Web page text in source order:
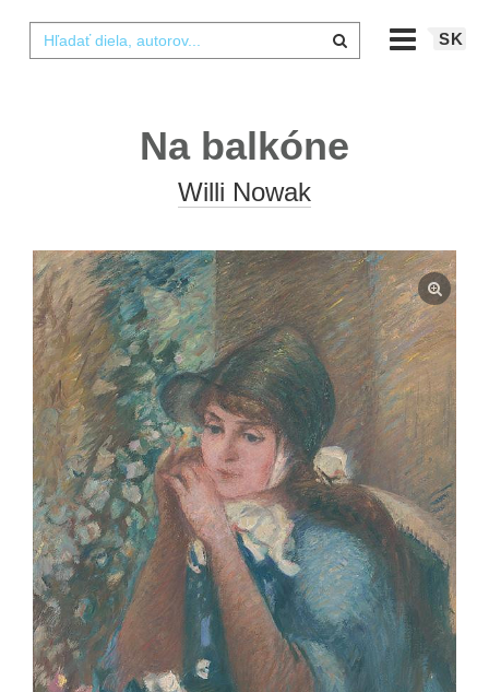
SK
Na balkóne
Willi Nowak